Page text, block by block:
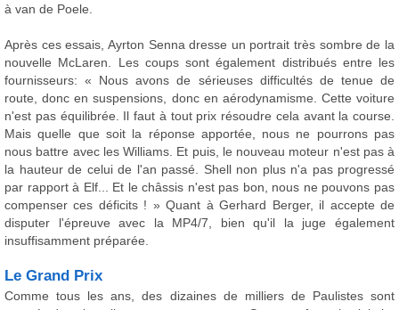
à van de Poele.
Après ces essais, Ayrton Senna dresse un portrait très sombre de la
nouvelle McLaren. Les coups sont également distribués entre les
fournisseurs: « Nous avons de sérieuses difficultés de tenue de
route, donc en suspensions, donc en aérodynamisme. Cette voiture
n'est pas équilibrée. Il faut à tout prix résoudre cela avant la course.
Mais quelle que soit la réponse apportée, nous ne pourrons pas
nous battre avec les Williams. Et puis, le nouveau moteur n'est pas à
la hauteur de celui de l'an passé. Shell non plus n'a pas progressé
par rapport à Elf... Et le châssis n'est pas bon, nous ne pouvons pas
compenser ces déficits ! » Quant à Gerhard Berger, il accepte de
disputer l'épreuve avec la MP4/7, bien qu'il la juge également
insuffisamment préparée.
Le Grand Prix
Comme tous les ans, des dizaines de milliers de Paulistes sont